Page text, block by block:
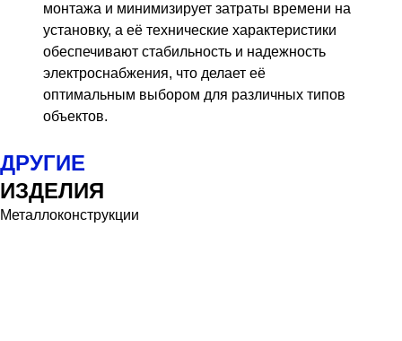
монтажа и минимизирует затраты времени на
установку, а её технические характеристики
обеспечивают стабильность и надежность
электроснабжения, что делает её
оптимальным выбором для различных типов
объектов.
ДРУГИЕ
ИЗДЕЛИЯ
Металлоконструкции